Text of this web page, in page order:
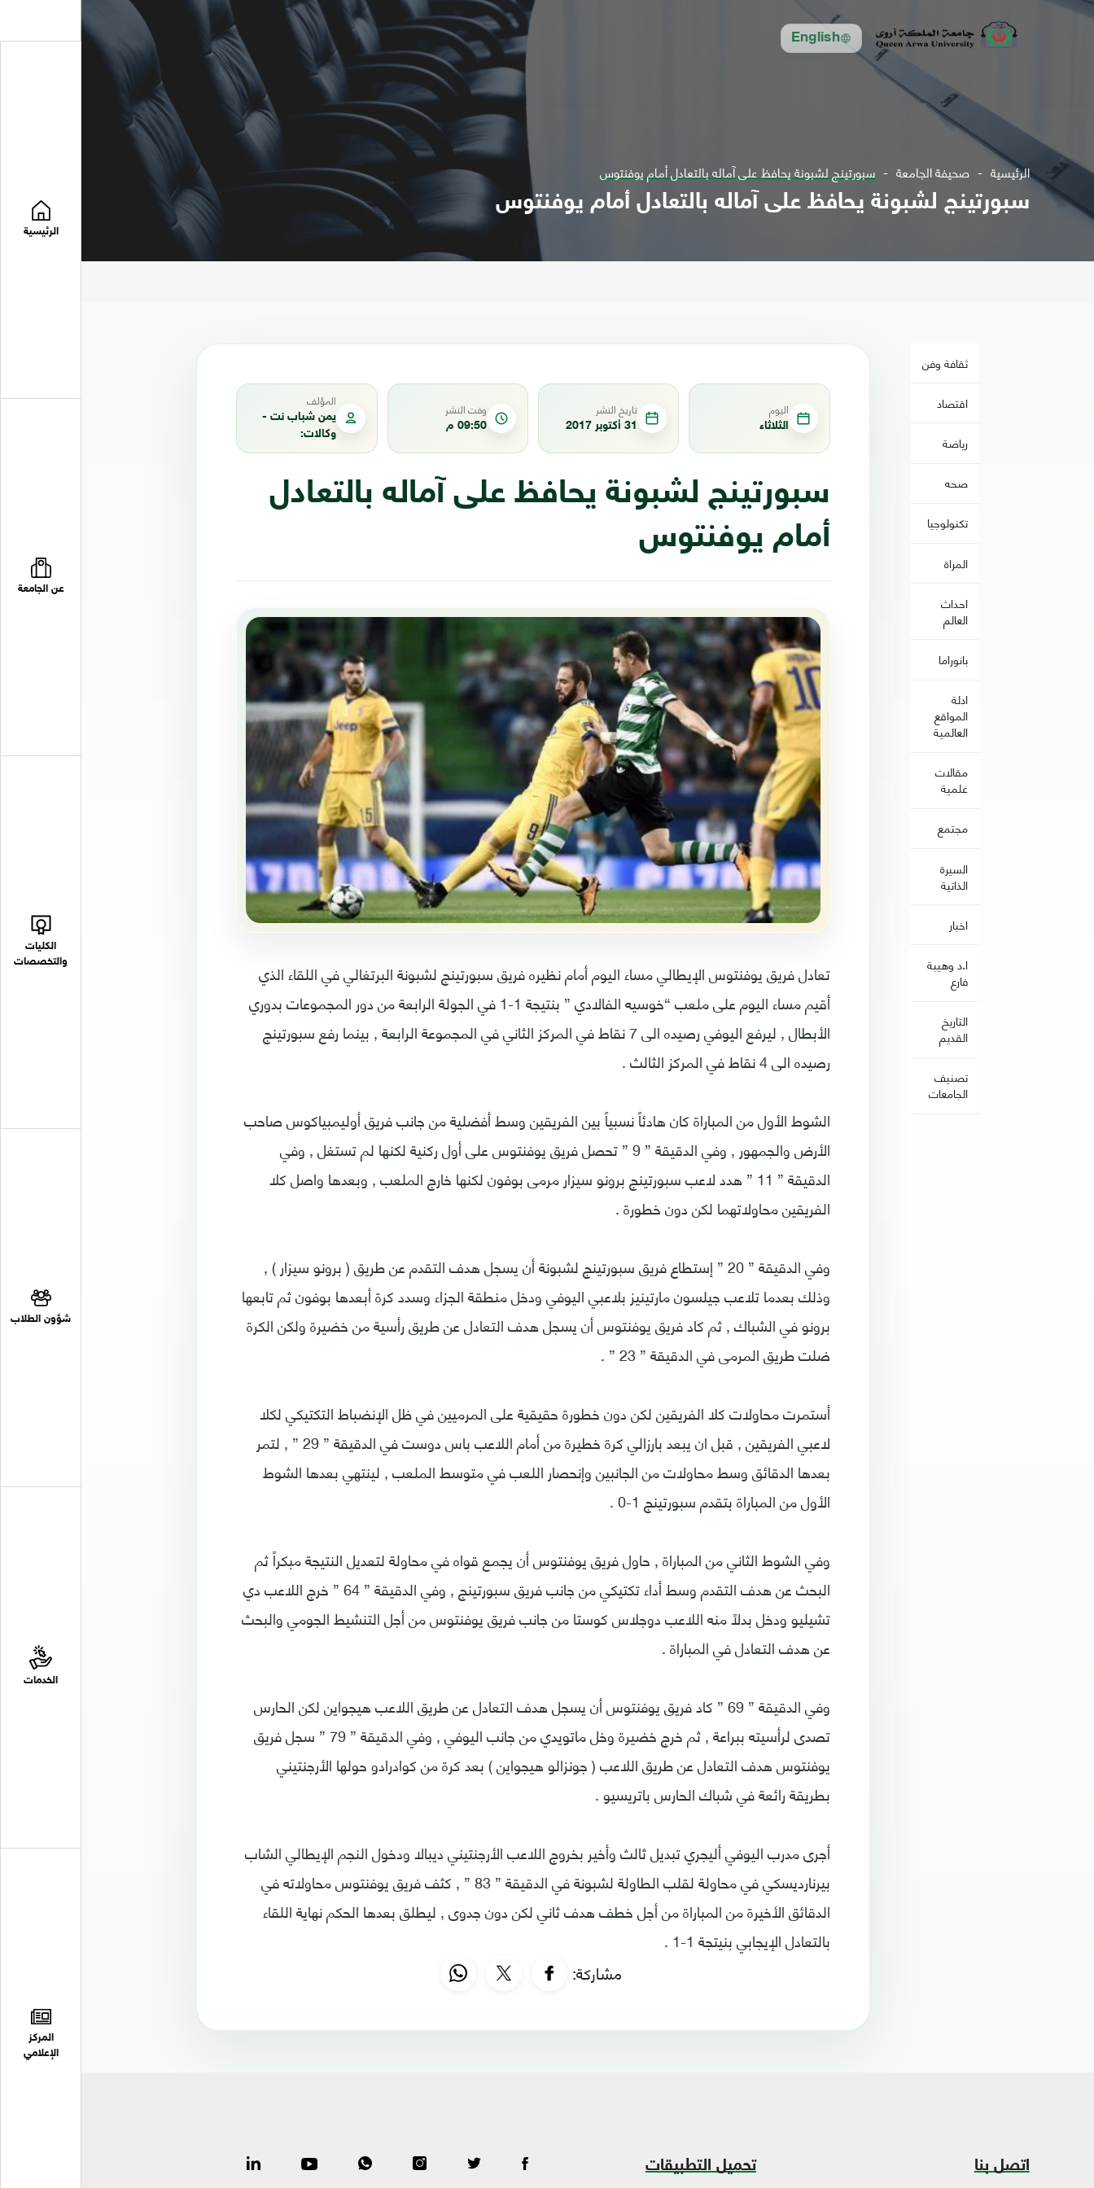
English
الرئيسية
عن الجامعة
الكليات
والتخصصات
شؤون الطلاب
الخدمات
المركز
الإعلامي
الرئيسية صحيفة الجامعة سبورتينج لشبونة يحافظ على آماله بالتعادل أمام يوفنتوس
سبورتينج لشبونة يحافظ على آماله بالتعادل أمام يوفنتوس
ثقافة وفن
اقتصاد
رياضة
صحه
تكنولوجيا
المراة
احداث
العالم
بانوراما
ادلة
المواقع
العالمية
مقالات
علمية
مجتمع
السيرة
الذاتية
اخبار
ا.د وهيبة
فارع
التاريخ
القديم
تصنيف
الجامعات
اليوم
الثلاثاء
تاريخ النشر
31 أكتوبر 2017
وقت النشر
09:50 م
المؤلف
يمن شباب نت -
وكالات:
سبورتينج لشبونة يحافظ على آماله بالتعادل
أمام يوفنتوس
تعادل فريق يوفنتوس الإيطالي مساء اليوم أمام نظيره فريق سبورتينج لشبونة البرتغالي في اللقاء الذي
أقيم مساء اليوم على ملعب “خوسيه الفالادي ” بنتيجة 1-1 في الجولة الرابعة من دور المجموعات بدوري
الأبطال , ليرفع اليوفي رصيده الى 7 نقاط في المركز الثاني في المجموعة الرابعة , بينما رفع سبورتينج
رصيده الى 4 نقاط في المركز الثالث .
الشوط الأول من المباراة كان هادئاً نسبياً بين الفريقين وسط أفضلية من جانب فريق أوليمبياكوس صاحب
الأرض والجمهور , وفي الدقيقة ” 9 ” تحصل فريق يوفنتوس على أول ركنية لكنها لم تستغل , وفي
الدقيقة ” 11 ” هدد لاعب سبورتينج برونو سيزار مرمى بوفون لكنها خارج الملعب , وبعدها واصل كلا
الفريقين محاولاتهما لكن دون خطورة .
وفي الدقيقة ” 20 ” إستطاع فريق سبورتينج لشبونة أن يسجل هدف التقدم عن طريق ( برونو سيزار ) ,
وذلك بعدما تلاعب جيلسون مارتينيز بلاعبي اليوفي ودخل منطقة الجزاء وسدد كرة أبعدها بوفون ثم تابعها
برونو في الشباك , ثم كاد فريق يوفنتوس أن يسجل هدف التعادل عن طريق رأسية من خضيرة ولكن الكرة
ضلت طريق المرمى في الدقيقة ” 23 ” .
أستمرت محاولات كلا الفريقين لكن دون خطورة حقيقية على المرميين في ظل الإنضباط التكتيكي لكلا
لاعبي الفريقين , قبل ان يبعد بارزالي كرة خطيرة من أمام اللاعب باس دوست في الدقيقة ” 29 ” , لتمر
بعدها الدقائق وسط محاولات من الجانبين وإنحصار اللعب في متوسط الملعب , لينتهي بعدها الشوط
الأول من المباراة بتقدم سبورتينج 1-0 .
وفي الشوط الثاني من المباراة , حاول فريق يوفنتوس أن يجمع قواه في محاولة لتعديل النتيجة مبكراً ثم
البحث عن هدف التقدم وسط أداء تكتيكي من جانب فريق سبورتينج , وفي الدقيقة ” 64 ” خرج اللاعب دي
تشيليو ودخل بدلاً منه اللاعب دوجلاس كوستا من جانب فريق يوفنتوس من أجل التنشيط الجومي والبحث
عن هدف التعادل في المباراة .
وفي الدقيقة ” 69 ” كاد فريق يوفنتوس أن يسجل هدف التعادل عن طريق اللاعب هيجواين لكن الحارس
تصدى لرأسيته ببراعة , ثم خرج خضيرة وخل ماتويدي من جانب اليوفي , وفي الدقيقة ” 79 ” سجل فريق
يوفنتوس هدف التعادل عن طريق اللاعب ( جونزالو هيجواين ) بعد كرة من كوادرادو حولها الأرجنتيني
بطريقة رائعة في شباك الحارس باتريسيو .
أجرى مدرب اليوفي أليجري تبديل ثالث وأخير بخروج اللاعب الأرجنتيني ديبالا ودخول النجم الإيطالي الشاب
بيرنارديسكي في محاولة لقلب الطاولة لشبونة في الدقيقة ” 83 ” , كثف فريق يوفنتوس محاولاته في
الدقائق الأخيرة من المباراة من أجل خطف هدف ثاني لكن دون جدوى , ليطلق بعدها الحكم نهاية اللقاء
بالتعادل الإيجابي بنيتجة 1-1 .
مشاركة:
اتصل بنا تحميل التطبيقات